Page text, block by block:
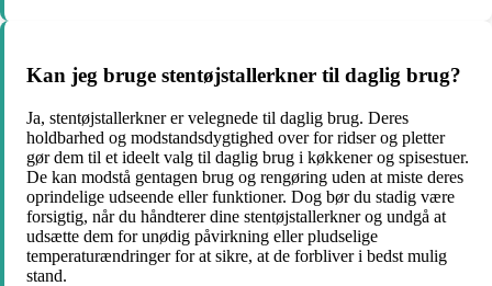
Kan jeg bruge stentøjstallerkner til daglig brug?
Ja, stentøjstallerkner er velegnede til daglig brug. Deres
holdbarhed og modstandsdygtighed over for ridser og pletter
gør dem til et ideelt valg til daglig brug i køkkener og spisestuer.
De kan modstå gentagen brug og rengøring uden at miste deres
oprindelige udseende eller funktioner. Dog bør du stadig være
forsigtig, når du håndterer dine stentøjstallerkner og undgå at
udsætte dem for unødig påvirkning eller pludselige
temperaturændringer for at sikre, at de forbliver i bedst mulig
stand.